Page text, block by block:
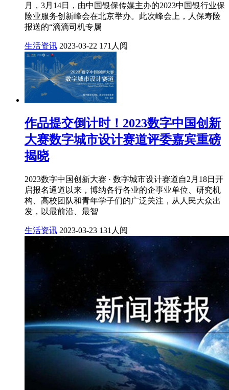
月，3月14日，由中国银保传媒主办的2023中国银行业保
险业服务创新峰会在北京举办。此次峰会上，人保寿险
报送的“滴滴司机专属
生活资讯 2023-03-22 171人阅
作品提交倒计时！2023数字中国创新
大赛数字城市设计赛道评委嘉宾重磅
揭晓
2023数字中国创新大赛 · 数字城市设计赛道自2月18日开
启报名通道以来，博纳各行各业的企事业单位、研究机
构、高校团队和青年学子们的广泛关注，从人民大众出
发，以最前沿、最智
生活资讯 2023-03-23 131人阅